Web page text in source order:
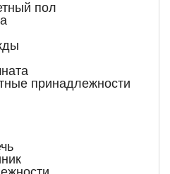
пол
принадлежности